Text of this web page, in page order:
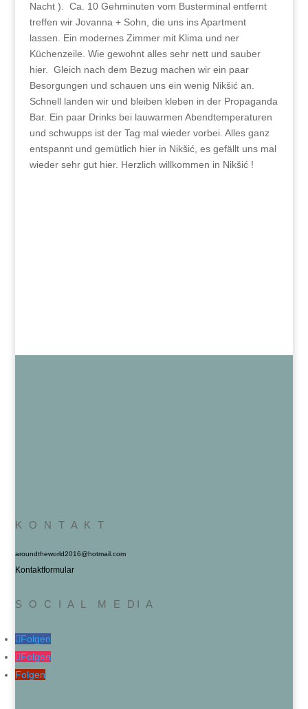
Nacht ). Ca. 10 Gehminuten vom Busterminal entfernt
treffen wir Jovanna + Sohn, die uns ins Apartment
lassen. Ein modernes Zimmer mit Klima und ner
Küchenzeile. Wie gewohnt alles sehr nett und sauber
hier. Gleich nach dem Bezug machen wir ein paar
Besorgungen und schauen uns ein wenig Nikšić an.
Schnell landen wir und bleiben kleben in der Propaganda
Bar. Ein paar Drinks bei lauwarmen Abendtemperaturen
und schwupps ist der Tag mal wieder vorbei. Alles ganz
entspannt und gemütlich hier in Nikšić, es gefällt uns mal
wieder sehr gut hier. Herzlich willkommen in Nikšić !
K O N T A K T
aroundtheworld2016@hotmail.com
Kontaktformular
S O C I A L M E DI A
Folgen
Folgen
Folgen